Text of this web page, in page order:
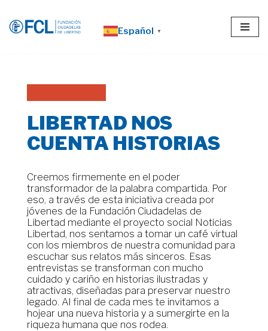
Saltar
Español ▼
LIBERTAD NOS
CUENTA HISTORIAS
Creemos firmemente en el poder
transformador de la palabra compartida. Por
eso, a través de esta iniciativa creada por
jóvenes de la Fundación Ciudadelas de
Libertad mediante el proyecto social Noticias
Libertad, nos sentamos a tomar un café virtual
con los miembros de nuestra comunidad para
escuchar sus relatos más sinceros. Esas
entrevistas se transforman con mucho
cuidado y cariño en historias ilustradas y
atractivas, diseñadas para preservar nuestro
legado. Al final de cada mes te invitamos a
hojear una nueva historia y a sumergirte en la
riqueza humana que nos rodea.